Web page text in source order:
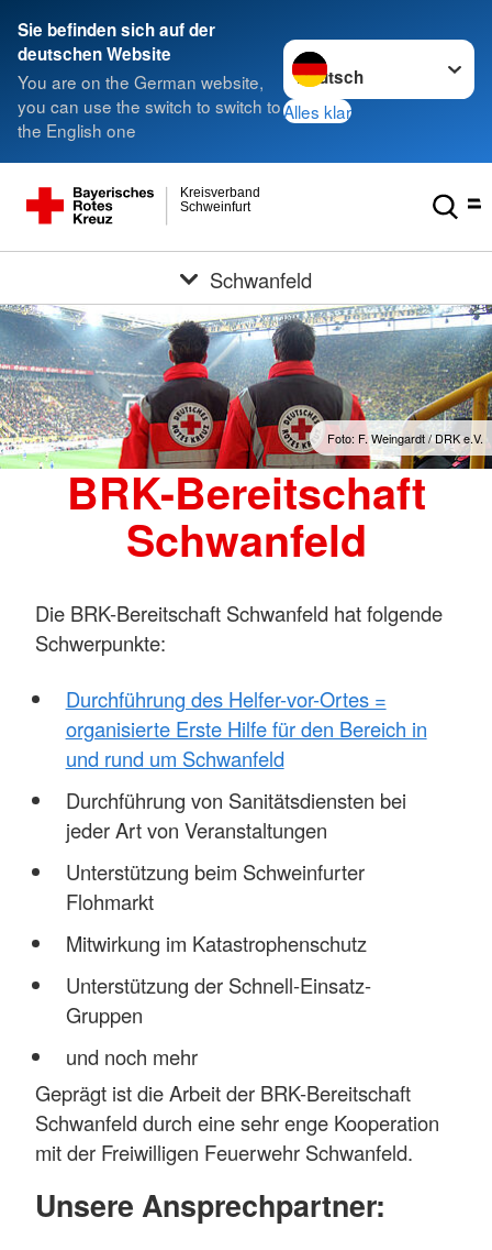
Sie befinden sich auf der
deutschen Website
You are on the German website,
you can use the switch to switch to
the English one
Sprache wechseln zu
Alles klar
Schweinfurt
Kreisverband
Schwanfeld
Foto: F. Weingardt / DRK e.V.
BRK-Bereitschaft
Schwanfeld
Die BRK-Bereitschaft Schwanfeld hat folgende
Schwerpunkte:
Durchführung des Helfer-vor-Ortes =
organisierte Erste Hilfe für den Bereich in
und rund um Schwanfeld
Durchführung von Sanitätsdiensten bei
jeder Art von Veranstaltungen
Unterstützung beim Schweinfurter
Flohmarkt
Mitwirkung im Katastrophenschutz
Unterstützung der Schnell-Einsatz-
Gruppen
und noch mehr
Geprägt ist die Arbeit der BRK-Bereitschaft
Schwanfeld durch eine sehr enge Kooperation
mit der Freiwilligen Feuerwehr Schwanfeld.
Unsere Ansprechpartner: